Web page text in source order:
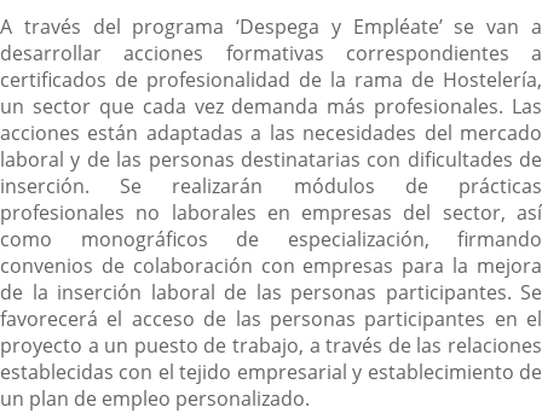
A través del programa ‘Despega y Empléate’ se van a
desarrollar acciones formativas correspondientes a
certificados de profesionalidad de la rama de Hostelería,
un sector que cada vez demanda más profesionales. Las
acciones están adaptadas a las necesidades del mercado
laboral y de las personas destinatarias con dificultades de
inserción. Se realizarán módulos de prácticas
profesionales no laborales en empresas del sector, así
como monográficos de especialización, firmando
convenios de colaboración con empresas para la mejora
de la inserción laboral de las personas participantes. Se
favorecerá el acceso de las personas participantes en el
proyecto a un puesto de trabajo, a través de las relaciones
establecidas con el tejido empresarial y establecimiento de
un plan de empleo personalizado.